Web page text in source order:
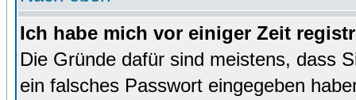
Ich habe mich vor einiger Zeit
Die Gründe dafür sind meistens, dass
ein falsches Passwort eingegeben